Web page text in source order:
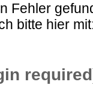
Fehler
bitte hier